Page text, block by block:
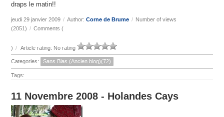
draps le matin!!
jeudi 29 janvier 2009 / Author:Corne de Brume / Number of views
(2051) / Comments (
) / Article rating: No rating
Categories: Sans Blas (Ancien blog)(72)
Tags:
11 Novembre 2008 - Holandes Cays